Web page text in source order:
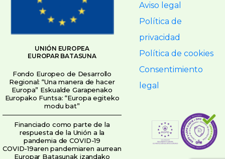
UNIÓN EUROPEA
EUROPAR BATASUNA
Fondo Europeo de Desarrollo
Regional: “Una manera de hacer
Europa” Eskualde Garapenako
Europako Funtsa: “Europa egiteko
modu bat”
Financiado como parte de la
respuesta de la Unión a la
pandemia de COVID-19
COVID-19aren pandemiaren aurrean
Europar Batasunak izandako
Aviso legal
Política de
privacidad
Política de cookies
Consentimiento
legal